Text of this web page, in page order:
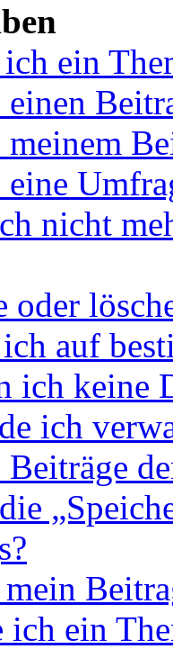
ein
nicht
oder
auf
ich keine
ich
ein